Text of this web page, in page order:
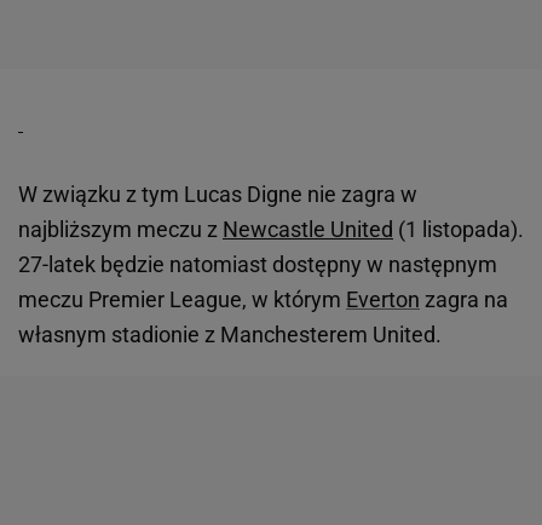
W związku z tym Lucas Digne nie zagra w
najbliższym meczu z Newcastle United (1 listopada).
27-latek będzie natomiast dostępny w następnym
meczu Premier League, w którym Everton zagra na
własnym stadionie z Manchesterem United.